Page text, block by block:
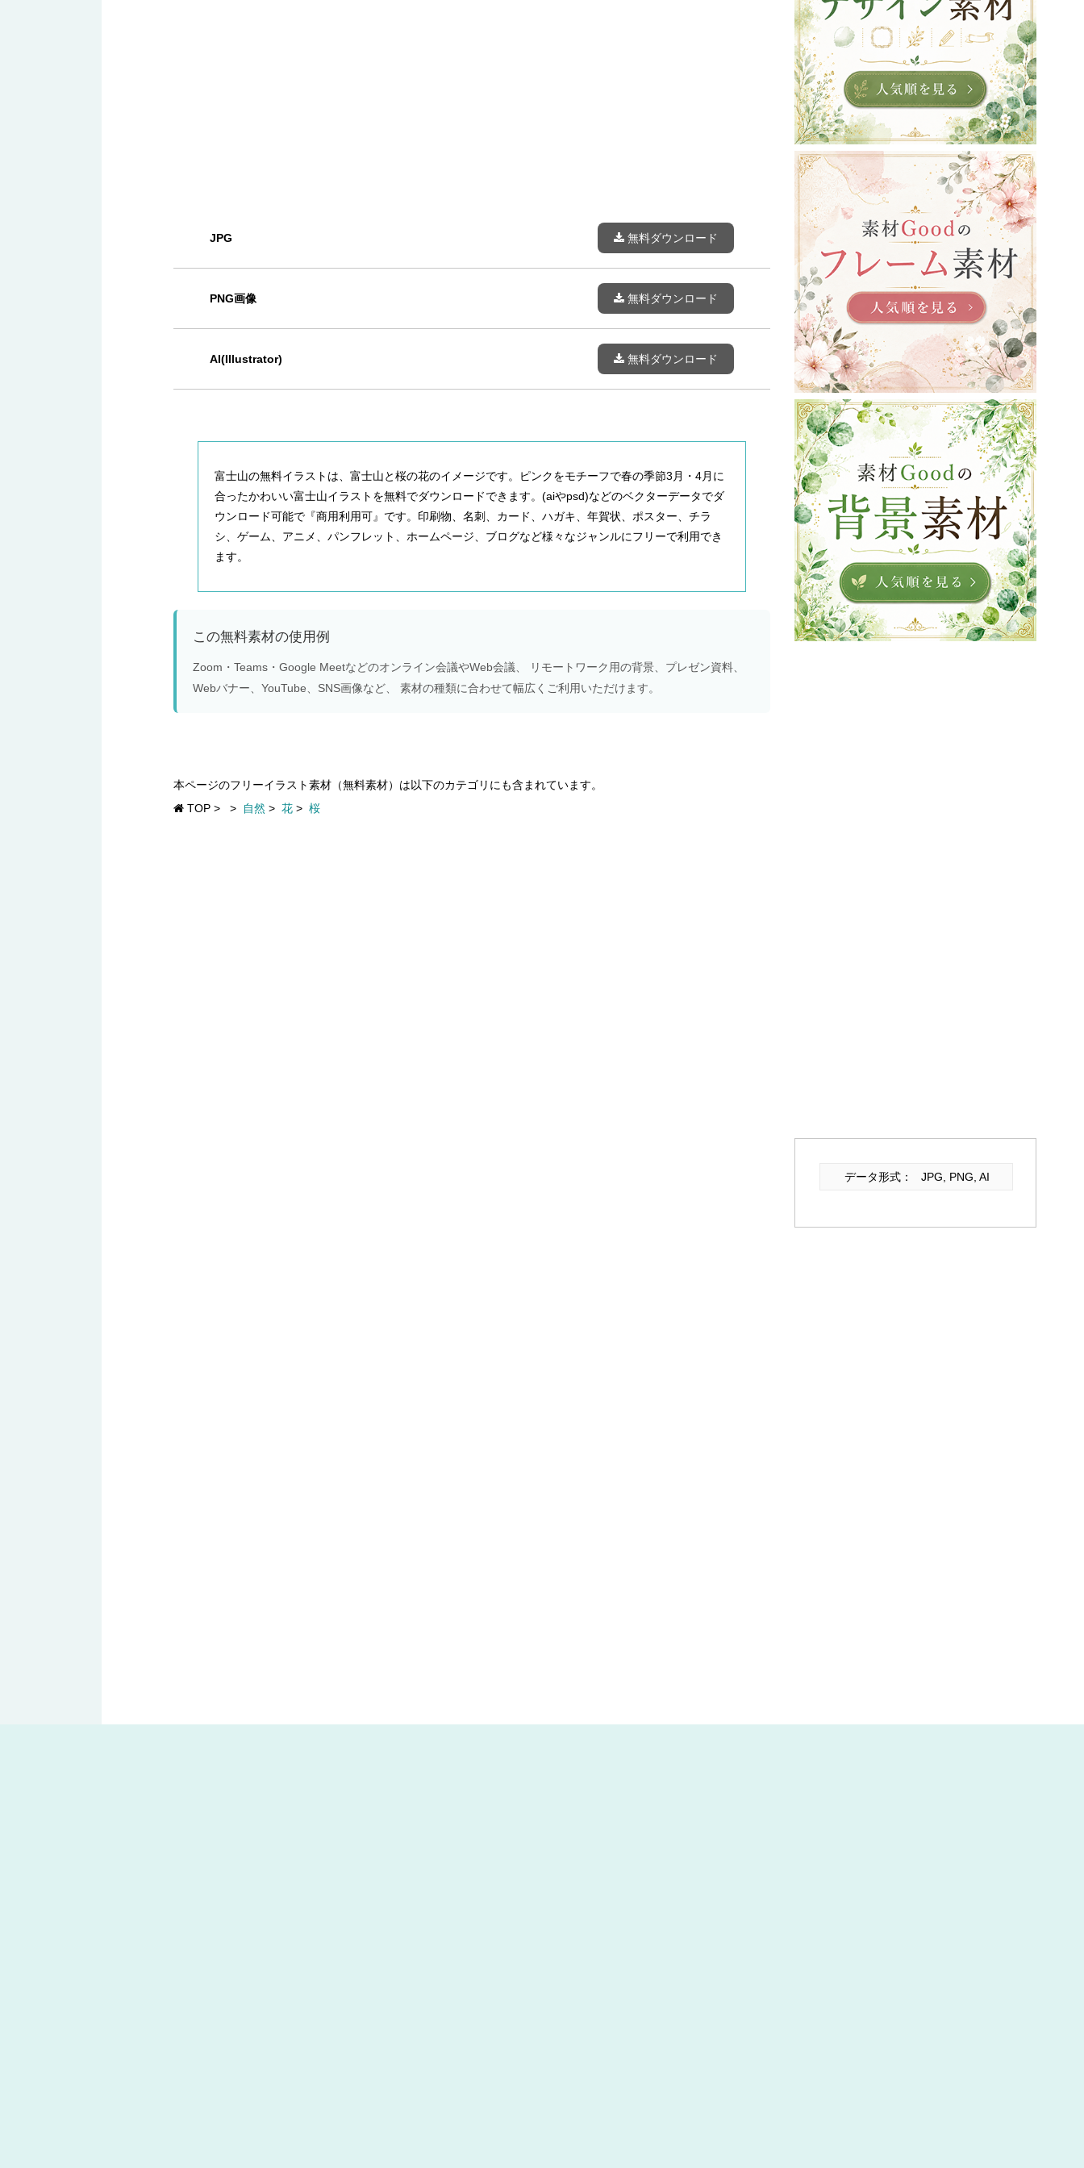
JPG 無料ダウンロード
PNG画像 無料ダウンロード
AI(Illustrator) 無料ダウンロード
富士山の無料イラストは、富士山と桜の花のイメージです。ピンクをモチーフで春の季節3月・4月に
合ったかわいい富士山イラストを無料でダウンロードできます。(aiやpsd)などのベクターデータでダ
ウンロード可能で『商用利用可』です。印刷物、名刺、カード、ハガキ、年賀状、ポスター、チラ
シ、ゲーム、アニメ、パンフレット、ホームページ、ブログなど様々なジャンルにフリーで利用でき
ます。
この無料素材の使用例
Zoom・Teams・Google Meetなどのオンライン会議やWeb会議、 リモートワーク用の背景、プレゼン資料、
Webバナー、YouTube、SNS画像など、 素材の種類に合わせて幅広くご利用いただけます。
本ページのフリーイラスト素材（無料素材）は以下のカテゴリにも含まれています。
TOP > > 自然 > 花 > 桜
データ形式： JPG, PNG, AI